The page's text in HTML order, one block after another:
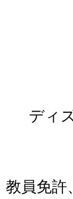
ディ
教員免